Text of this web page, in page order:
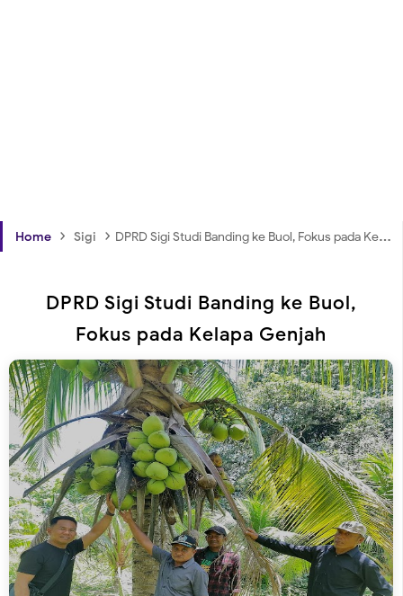
Home › Sigi › DPRD Sigi Studi Banding ke Buol, Fokus pada Kelapa Genjah
DPRD Sigi Studi Banding ke Buol,
Fokus pada Kelapa Genjah